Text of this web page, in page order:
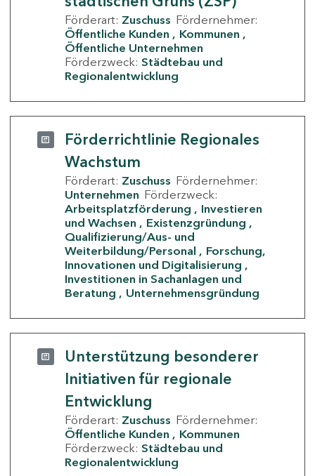
Förderart: Zuschuss Fördernehmer:
Öffentliche Kunden
Kommunen
Öffentliche Unternehmen
Förderzweck: Städtebau und
Regionalentwicklung
Förderrichtlinie Regionales
Wachstum
Förderart: Zuschuss Fördernehmer:
Unternehmen Förderzweck:
Arbeitsplatzförderung
Investieren
und Wachsen
Existenzgründung
Qualifizierung/Aus- und
Weiterbildung/Personal
Forschung,
Innovationen und Digitalisierung
Investitionen in Sachanlagen und
Beratung
Unternehmensgründung
Unterstützung besonderer
Initiativen für regionale
Entwicklung
Förderart: Zuschuss Fördernehmer:
Öffentliche Kunden
Kommunen
Förderzweck: Städtebau und
Regionalentwicklung